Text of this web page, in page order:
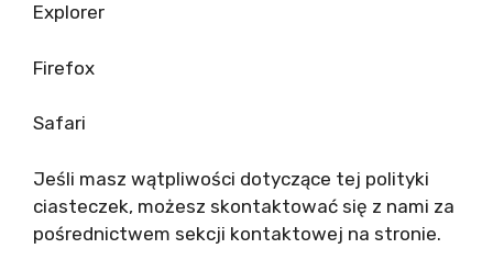
Explorer
Firefox
Safari
Jeśli masz wątpliwości dotyczące tej polityki
ciasteczek, możesz skontaktować się z nami za
pośrednictwem sekcji kontaktowej na stronie.